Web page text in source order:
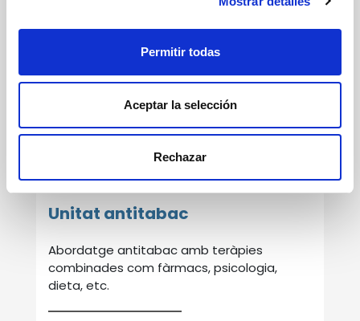
Permitir todas
Aceptar la selección
Rechazar
Protocols per hipertensió, diabetis,
dislipèmia, obesitat, sobrepès, dieta
Unitat antitabac
Abordatge antitabac amb teràpies
combinades com fàrmacs, psicologia,
dieta, etc.